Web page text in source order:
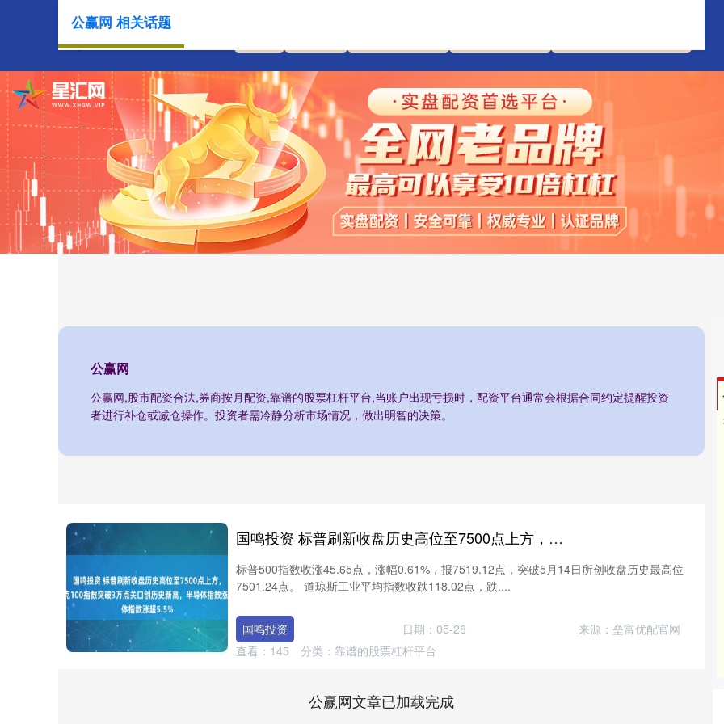
公赢网
公赢网,股市配资合法,券商按月配资,靠谱的股票杠杆平台,当账户出现亏损时，配资平台通常会根据合同约定提醒投资
者进行补仓或减仓操作。投资者需冷静分析市场情况，做出明智的决策。
公赢网 相关话题
国鸣投资 标普刷新收盘历史高位至7500点上方，纳斯达克100指数突破3万点关口创历史新高，半导体指数涨超5.5%
标普500指数收涨45.65点，涨幅0.61%，报7519.12点，突破5月14日所创收盘历史最高位
7501.24点。 道琼斯工业平均指数收跌118.02点，跌....
国鸣投资 日期：05-28
来源：垒富优配官网
查看： 145 分类： 靠谱的股票杠杆平台
公赢网文章已加载完成